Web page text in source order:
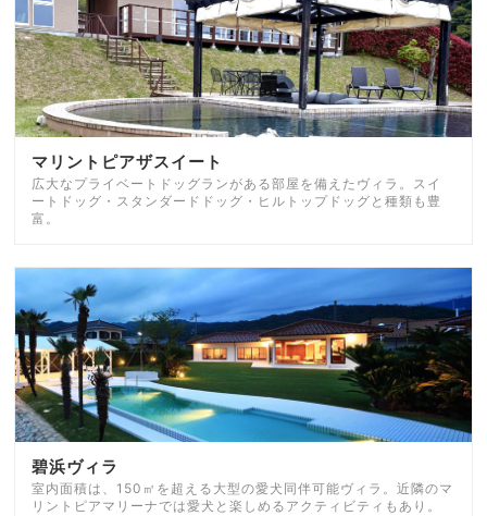
マリントピアザスイート
広大なプライベートドッグランがある部屋を備えたヴィラ。スイ
ートドッグ・スタンダードドッグ・ヒルトップドッグと種類も豊
富。
碧浜ヴィラ
室内面積は、150㎡を超える大型の愛犬同伴可能ヴィラ。近隣のマ
リントピアマリーナでは愛犬と楽しめるアクティビティもあり。